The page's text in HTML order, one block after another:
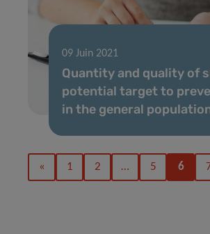
09 Juin 2021
Quantity and quality of
potential target to
in the general
« 1 2 … 5 6